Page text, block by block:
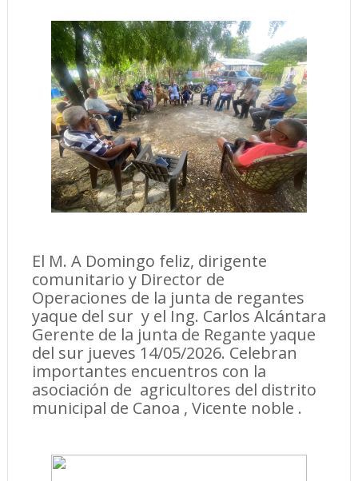
El M. A Domingo feliz, dirigente
comunitario y Director de
Operaciones de la junta de regantes
yaque del sur y el Ing. Carlos Alcántara
Gerente de la junta de Regante yaque
del sur jueves 14/05/2026. Celebran
importantes encuentros con la
asociación de agricultores del distrito
municipal de Canoa , Vicente noble .